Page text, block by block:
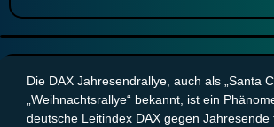
Die DAX Jahresendrallye, auch als „Santa
„Weihnachtsrallye“ bekannt, ist ein
deutsche Leitindex DAX gegen Jahresende